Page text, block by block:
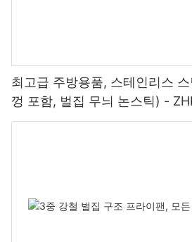
최고급 주방용품, 스테인리스
껑 포함, 벌집 무늬 논스틱) -